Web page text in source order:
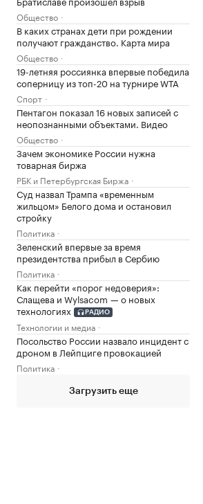
Общество
В каких странах дети при рождении
получают гражданство. Карта мира
Общество
19-летняя россиянка впервые победила
соперницу из топ-20 на турнире WTA
Спорт
Пентагон показал 16 новых записей с
неопознанными объектами. Видео
Общество
Зачем экономике России нужна
товарная биржа
РБК и Петербургская Биржа
Суд назвал Трампа «временным
жильцом» Белого дома и остановил
стройку
Политика
Зеленский впервые за время
президентства прибыл в Сербию
Политика
Как перейти «порог недоверия»:
Слащева и Wylsacom — о новых
технологиях
РАДИО
Технологии и медиа
Посольство России назвало инцидент с
дроном в Лейпциге провокацией
Политика
Загрузить еще